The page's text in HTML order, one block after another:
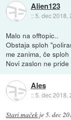
Alien123
:: 5. dec 2018,
Malo na offtopic..
Obstaja sploh
me zanima, če
Novi zaslon ne
Ales
::5. dec 2018,
Stari maček je5. dec